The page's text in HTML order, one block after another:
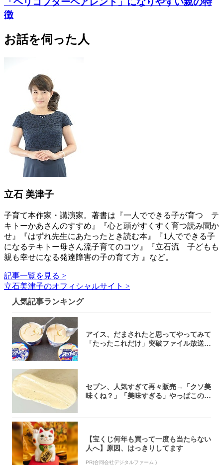
徴
お話を伺った人
立石 美津子
子育て本作家・講演家。著書は『一人でできる子が育つ テ
キトーかあさんのすすめ』『心と頭がすくすく育つ読み聞か
せ』『はずれ先生にあたったとき読む本』『1人でできる子
になるテキトー母さん流子育てのコツ』『立石流 子どもも
親も幸せになる発達障害の子の育て方 』など。
記事一覧を見る >
立石美津子のオフィシャルサイト >
人気記事ランキング
アイス、だまされたと思ってやってみて
「たったこれだけ」突破ファイル放送で
セブン、人気すぎて再々販売→「クソ美
味くね？」「美味すぎる」やっぱこのク
【宝くじ何年も買って一度も当たらない
人へ】原因、はっきりしてます
PR(合同会社デジタルファーム )